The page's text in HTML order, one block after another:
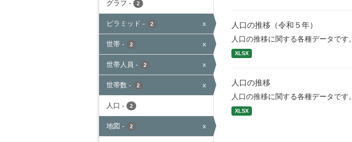
グラフ - 2
ピラミッド - 2 x
世帯 - 2 x
世帯人員 - 2 x
世帯数 - 2 x
人口 - 2
地図 - 2 x
人口の推移（令和５年）
人口の推移に関する各種データです。
XLSX
人口の推移
人口の推移に関する各種データです。
XLSX